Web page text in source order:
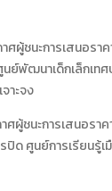
ผู้ชนะการเสนอราค
ย์พัฒนาเด็กเล็กเทศ
จาะจง
ผู้ชนะการเสนอราค
ด ศูนย์การเรียนรู้เมื